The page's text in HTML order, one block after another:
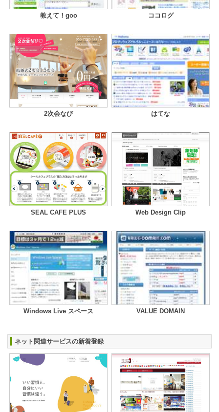
教えて！goo ココログ
2次会なび はてな
SEAL CAFE PLUS Web Design Clip
Windows Live スペース VALUE DOMAIN
ネット関連サービスの新着登録